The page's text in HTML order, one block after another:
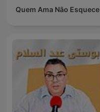
Quem Ama Não Esquece